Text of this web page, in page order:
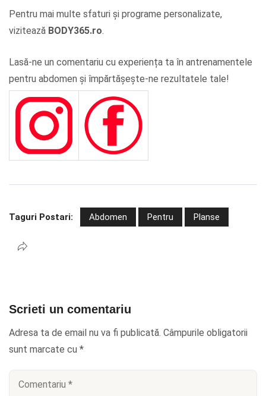
Pentru mai multe sfaturi și programe personalizate,
vizitează BODY365.ro.
Lasă-ne un comentariu cu experiența ta în antrenamentele
pentru abdomen și împărtășește-ne rezultatele tale!
Taguri Postari: Abdomen Pentru Planse
Scrieti un comentariu
Adresa ta de email nu va fi publicată. Câmpurile obligatorii
sunt marcate cu *